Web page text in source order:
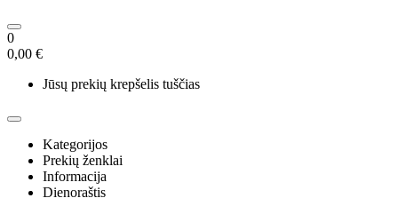
0
0,00 €
Jūsų prekių krepšelis tuščias
Kategorijos
Prekių ženklai
Informacija
Dienoraštis